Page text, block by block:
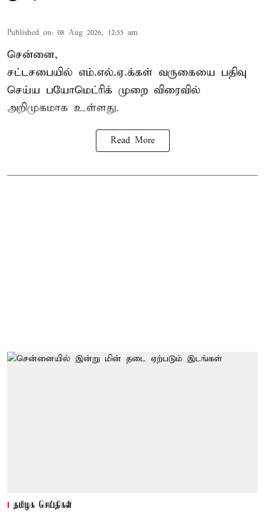
Published on: 08 Aug 2026, 12:55 am
சென்னை,
சட்டசபையில் எம்.எல்.ஏ.க்கள் வருகையை பதிவு
செய்ய பயோமெட்ரிக் முறை விரைவில்
அறிமுகமாக உள்ளது.
Read More
தமிழக செய்திகள்